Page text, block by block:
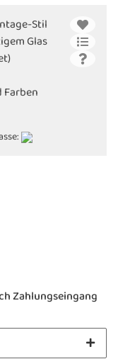
Stil
Glas
Zahlungseingang